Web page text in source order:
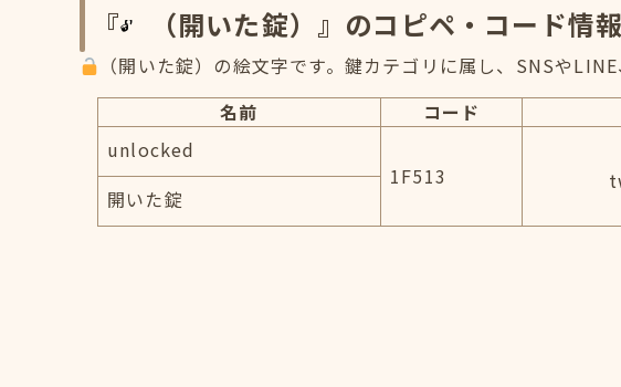
『 （開いた錠）』のコピペ・コード情報
（開いた錠）の絵文字です。鍵カテゴリに属し、SNSや
名前
コード
unlocked
1F513
開いた錠